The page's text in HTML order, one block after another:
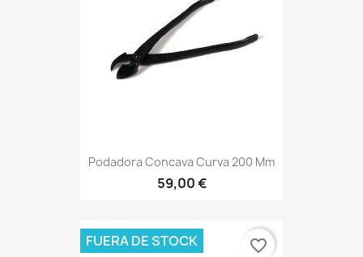
Podadora Concava Curva 200 Mm
59,00 €
FUERA DE STOCK favorite_border